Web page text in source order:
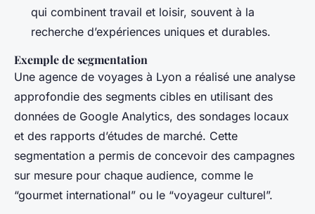
qui combinent travail et loisir, souvent à la
recherche d’expériences uniques et durables.
Exemple de segmentation
Une agence de voyages à Lyon a réalisé une analyse
approfondie des segments cibles en utilisant des
données de Google Analytics, des sondages locaux
et des rapports d’études de marché. Cette
segmentation a permis de concevoir des campagnes
sur mesure pour chaque audience, comme le
“gourmet international” ou le “voyageur culturel”.